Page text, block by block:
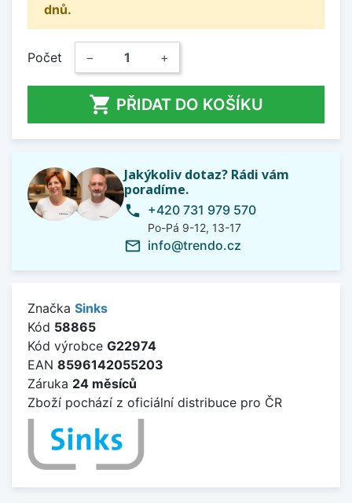
dnů.
Počet − +
 PŘIDAT DO KOŠÍKU
Jakýkoliv dotaz? Rádi vám
poradíme.
phone +420 731 979 570
Po-Pá 9-12, 13-17
mail_outline info@trendo.cz
Značka Sinks
Kód 58865
Kód výrobce G22974
EAN 8596142055203
Záruka 24 měsíců
Zboží pochází z oficiální distribuce pro ČR